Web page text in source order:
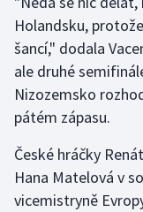
Motorsport
Olympijské hry
Parasport
Plavání
Plážový volejbal
Holandsku,
šancí," dodala
ale druhé
Nizozemsko
pátém zápasu.
České hráčky
Hana Matelová v
vicemistryně